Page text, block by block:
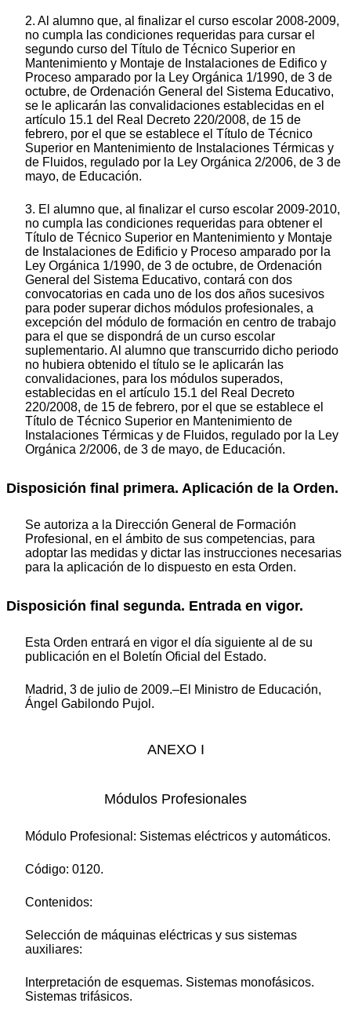
2. Al alumno que, al finalizar el curso escolar 2008-2009,
no cumpla las condiciones requeridas para cursar el
segundo curso del Título de Técnico Superior en
Mantenimiento y Montaje de Instalaciones de Edifico y
Proceso amparado por la Ley Orgánica 1/1990, de 3 de
octubre, de Ordenación General del Sistema Educativo,
se le aplicarán las convalidaciones establecidas en el
artículo 15.1 del Real Decreto 220/2008, de 15 de
febrero, por el que se establece el Título de Técnico
Superior en Mantenimiento de Instalaciones Térmicas y
de Fluidos, regulado por la Ley Orgánica 2/2006, de 3 de
mayo, de Educación.
3. El alumno que, al finalizar el curso escolar 2009-2010,
no cumpla las condiciones requeridas para obtener el
Título de Técnico Superior en Mantenimiento y Montaje
de Instalaciones de Edificio y Proceso amparado por la
Ley Orgánica 1/1990, de 3 de octubre, de Ordenación
General del Sistema Educativo, contará con dos
convocatorias en cada uno de los dos años sucesivos
para poder superar dichos módulos profesionales, a
excepción del módulo de formación en centro de trabajo
para el que se dispondrá de un curso escolar
suplementario. Al alumno que transcurrido dicho periodo
no hubiera obtenido el título se le aplicarán las
convalidaciones, para los módulos superados,
establecidas en el artículo 15.1 del Real Decreto
220/2008, de 15 de febrero, por el que se establece el
Título de Técnico Superior en Mantenimiento de
Instalaciones Térmicas y de Fluidos, regulado por la Ley
Orgánica 2/2006, de 3 de mayo, de Educación.
Disposición final primera. Aplicación de la Orden.
Se autoriza a la Dirección General de Formación
Profesional, en el ámbito de sus competencias, para
adoptar las medidas y dictar las instrucciones necesarias
para la aplicación de lo dispuesto en esta Orden.
Disposición final segunda. Entrada en vigor.
Esta Orden entrará en vigor el día siguiente al de su
publicación en el Boletín Oficial del Estado.
Madrid, 3 de julio de 2009.–El Ministro de Educación,
Ángel Gabilondo Pujol.
ANEXO I
Módulos Profesionales
Módulo Profesional: Sistemas eléctricos y automáticos.
Código: 0120.
Contenidos:
Selección de máquinas eléctricas y sus sistemas
auxiliares:
Interpretación de esquemas. Sistemas monofásicos.
Sistemas trifásicos.